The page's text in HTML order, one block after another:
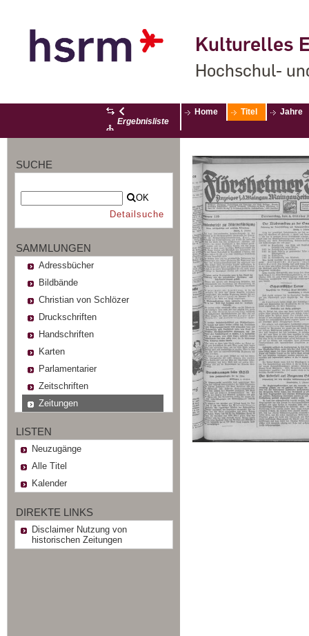
Kulturelles
Hochschul-
Ergebnisliste
Home Titel Jahre
SUCHE
OK
Detailsuche
SAMMLUNGEN
Adressbücher
Bildbände
Christian von Schlözer
Druckschriften
Handschriften
Karten
Parlamentarier
Zeitschriften
Zeitungen
LISTEN
Neuzugänge
Alle Titel
Kalender
DIREKTE LINKS
Disclaimer Nutzung von
historischen Zeitungen